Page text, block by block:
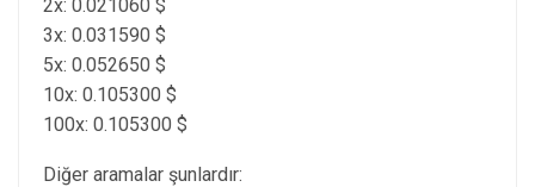
2x: 0.021060 $
3x: 0.031590 $
5x: 0.052650 $
10x: 0.105300 $
100x: 0.105300 $
Diğer aramalar şunlardır: